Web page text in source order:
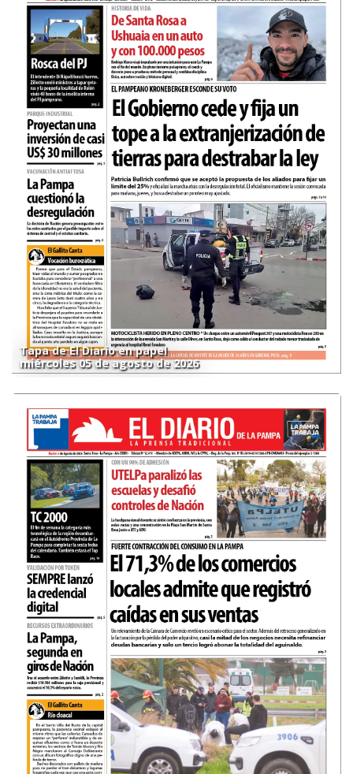
Tapa de El Diario en papel
miércoles 05 de agosto de 2026